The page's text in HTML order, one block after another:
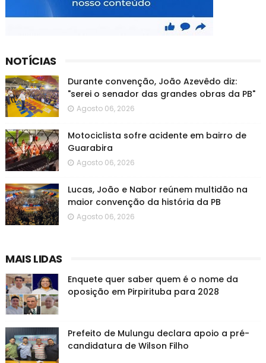
NOTÍCIAS
Durante convenção, João Azevêdo diz:
"serei o senador das grandes obras da PB"
Agosto 06, 2026
Motociclista sofre acidente em bairro de
Guarabira
Agosto 06, 2026
Lucas, João e Nabor reúnem multidão na
maior convenção da história da PB
Agosto 06, 2026
MAIS LIDAS
Enquete quer saber quem é o nome da
oposição em Pirpirituba para 2028
Prefeito de Mulungu declara apoio a pré-
candidatura de Wilson Filho